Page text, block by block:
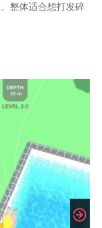
整体适合想打发碎